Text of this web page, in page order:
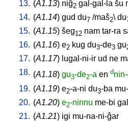
13. (A1.13) niĝ2 gal-gal-la šu
14. (A1.14) gud du7 /maš2\ du
15. (A1.15) šeg12 nam tar-ra
16. (A1.16) e2 kug du3-de3 gu
17. (A1.17) lugal-ni-ir ud ne
18. (A1.18) gu3-de2-a en d
19. (A1.19) e2-a-ni du3-ba
20. (A1.20) e2-ninnu me-bi
21. (A1.21) igi mu-na-ni-ĝar